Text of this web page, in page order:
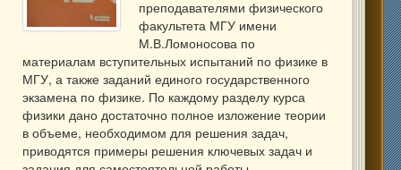
преподавателями физического
факультета МГУ имени
М.В.Ломоносова по
материалам вступительных испытаний по физике в
МГУ, а также заданий единого государственного
экзамена по физике. По каждому разделу курса
физики дано достаточно полное изложение теории
в объеме, необходимом для решения задач,
приводятся примеры решения ключевых задач и